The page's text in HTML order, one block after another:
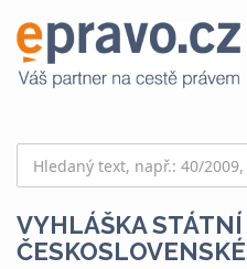
VYHLÁŠKA